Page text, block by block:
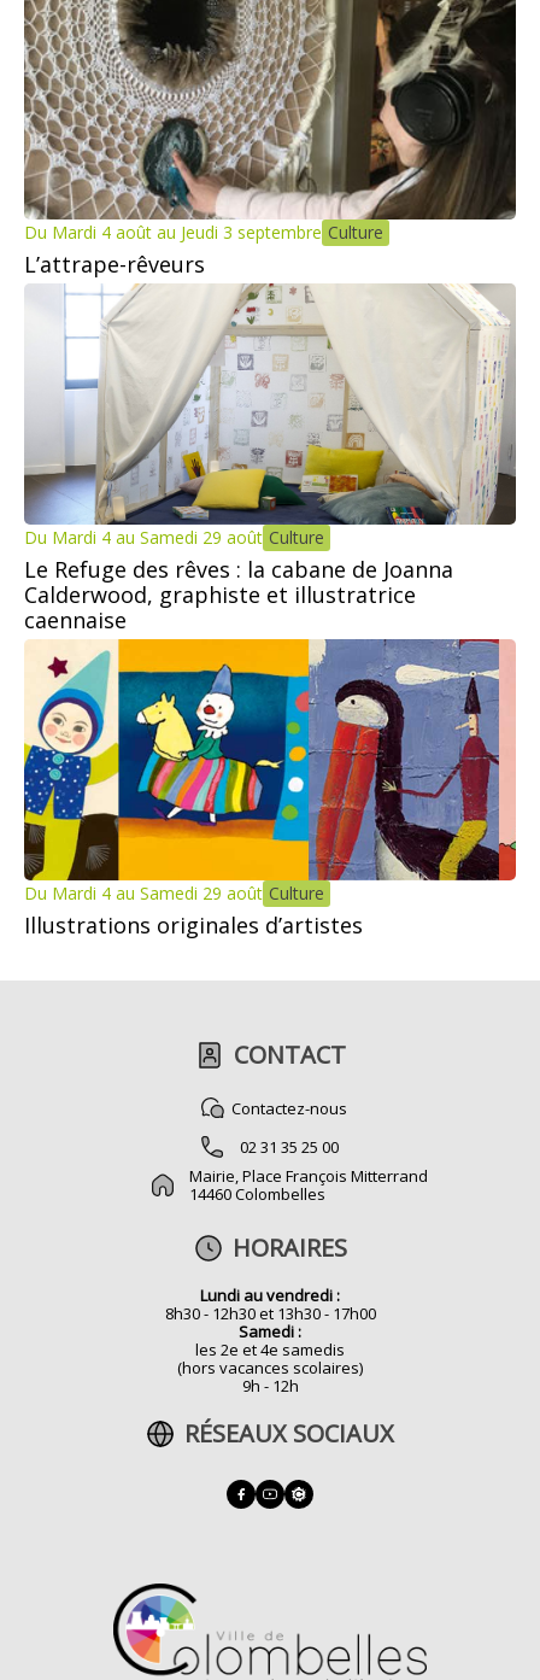
Du Mardi 4 août au Jeudi 3 septembre Culture
L’attrape-rêveurs
Du Mardi 4 au Samedi 29 août Culture
Le Refuge des rêves : la cabane de Joanna
Calderwood, graphiste et illustratrice
caennaise
Du Mardi 4 au Samedi 29 août Culture
Illustrations originales d’artistes
CONTACT
Contactez-nous
02 31 35 25 00
Mairie, Place François Mitterrand
14460 Colombelles
HORAIRES
Lundi au vendredi :
8h30 - 12h30 et 13h30 - 17h00
Samedi :
les 2e et 4e samedis
(hors vacances scolaires)
9h - 12h
RÉSEAUX SOCIAUX